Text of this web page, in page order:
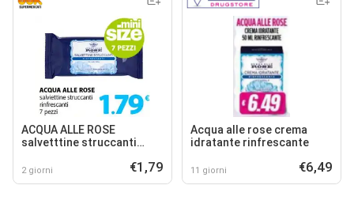
ACQUA ALLE ROSE
salvetttine struccanti
2 giorni €1,79
Acqua alle rose crema
idratante rinfrescante
11 giorni €6,49